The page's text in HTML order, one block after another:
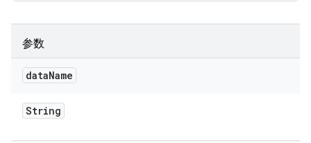
参数
dataName
String